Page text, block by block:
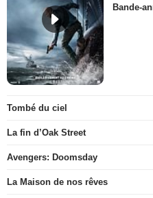
Bande-
Tombé du ciel
La fin d’Oak Street
Avengers: Doomsday
La Maison de nos rêves